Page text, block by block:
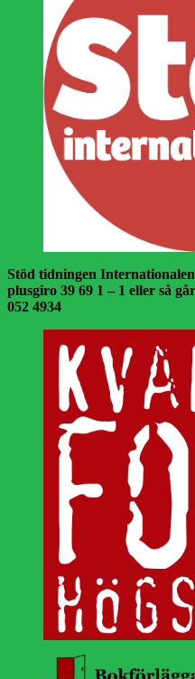
Stöd tidningen
plusgiro 39 69 1 – 1 eller så
052 4934